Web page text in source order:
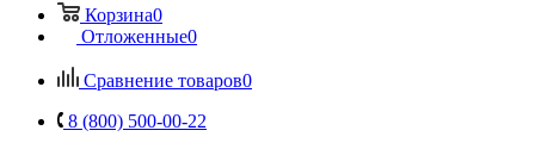
Корзина0
Отложенные0
Сравнение товаров0
8 (800) 500-00-22